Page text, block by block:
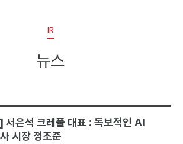
IR
뉴스
서은석 크레플 대표 : 독보적인 AI
시장 정조준